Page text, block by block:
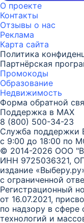
О проекте
Контакты
Отзывы о нас
Реклама
Карта сайта
Политика
Партнёрская
Промокоды
Образование
Недвижимость
Форма обратной
Поддержка в MAX
8 (800) 500-34-23
Служба поддержки
с 9:00 до 18:00 по
© 2014-2026 ООО
ИНН 9725036321,
издание
с ограниченной
Регистрационный
от 16.07.2021,
по надзору в
технологий и